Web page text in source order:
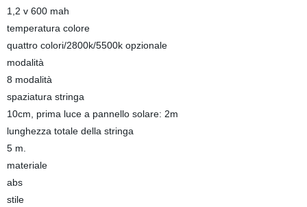
1,2 v 600 mah
temperatura colore
quattro colori/2800k/5500k opzionale
modalità
8 modalità
spaziatura stringa
10cm, prima luce a pannello solare: 2m
lunghezza totale della stringa
5 m.
materiale
abs
stile